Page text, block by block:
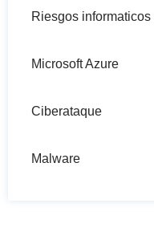
Riesgos informaticos
Microsoft Azure
Ciberataque
Malware